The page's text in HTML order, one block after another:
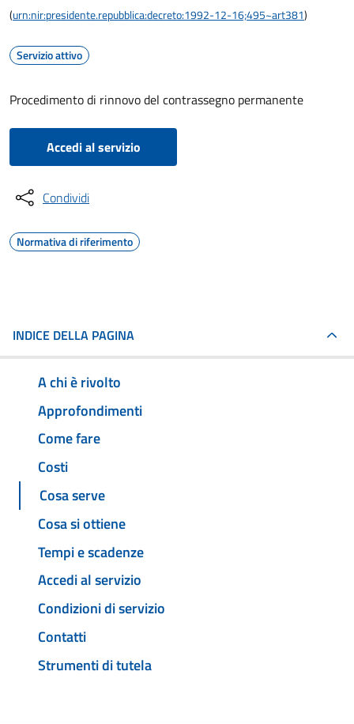
(urn:nir:presidente.repubblica:decreto:1992-12-16;495~art381)
Servizio attivo
Procedimento di rinnovo del contrassegno permanente
Accedi al servizio
Condividi
Normativa di riferimento
INDICE DELLA PAGINA
A chi è rivolto
Approfondimenti
Come fare
Costi
Cosa serve
Cosa si ottiene
Tempi e scadenze
Accedi al servizio
Condizioni di servizio
Contatti
Strumenti di tutela